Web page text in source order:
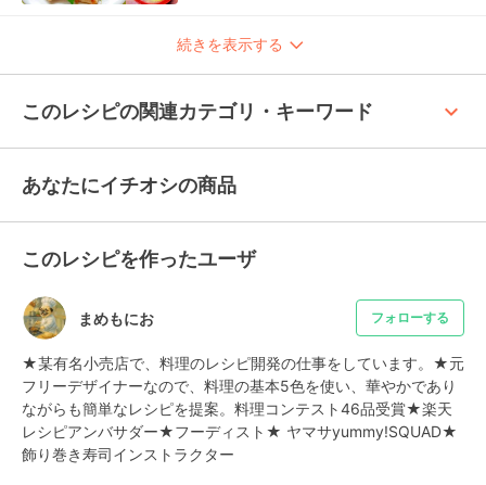
続きを表示する
このレシピの関連カテゴリ・キーワード keyboard_arrow_up
あなたにイチオシの商品
このレシピを作ったユーザ
まめもにお フォローする
★某有名小売店で、料理のレシピ開発の仕事をしています。★元
フリーデザイナーなので、料理の基本5色を使い、華やかであり
ながらも簡単なレシピを提案。料理コンテスト46品受賞★楽天
レシピアンバサダー★フーディスト★ ヤマサyummy!SQUAD★
飾り巻き寿司インストラクター